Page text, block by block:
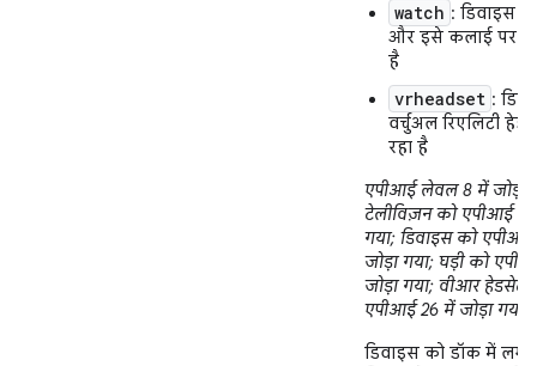
watch : डिवाइस
और इसे कलाई पर
है
vrheadset :
वर्चुअल रिएलिटी
रहा है
एपीआई लेवल 8 में जोड़ा
टेलीविज़न को एपीआई 13
गया; डिवाइस को
जोड़ा गया; घड़ी को
जोड़ा गया; वीआर हेडसेट
एपीआई 26 में जोड़ा गया.
डिवाइस को डॉक में